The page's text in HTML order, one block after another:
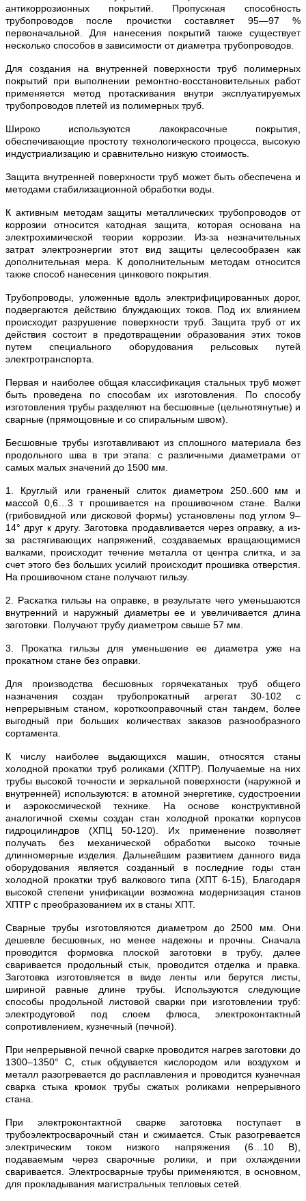
антикоррозионных покрытий. Пропускная способность
трубопроводов после прочистки составляет 95—97 %
первоначальной. Для нанесения покрытий также существует
несколько способов в зависимости от диаметра трубопроводов.
Для создания на внутренней поверхности труб полимерных
покрытий при выполнении ремонтно-восстановительных работ
применяется метод протаскивания внутри эксплуатируемых
трубопроводов плетей из полимерных труб.
Широко используются лакокрасочные покрытия,
обеспечивающие простоту технологического процесса, высокую
индустриализацию и сравнительно низкую стоимость.
Защита внутренней поверхности труб может быть обеспечена и
методами стабилизационной обработки воды.
К активным методам защиты металлических трубопроводов от
коррозии относится катодная защита, которая основана на
электрохимической теории коррозии. Из-за незначительных
затрат электроэнергии этот вид защиты целесообразен как
дополнительная мера. К дополнительным методам относится
также способ нанесения цинкового покрытия.
Трубопроводы, уложенные вдоль электрифицированных дорог,
подвергаются действию блуждающих токов. Под их влиянием
происходит разрушение поверхности труб. Защита труб от их
действия состоит в предотвращении образования этих токов
путем специального оборудования рельсовых путей
электротранспорта.
Первая и наиболее общая классификация стальных труб может
быть проведена по способам их изготовления. По способу
изготовления трубы разделяют на бесшовные (цельнотянутые) и
сварные (прямощовные и со спиральным швом).
Бесшовные трубы изготавливают из сплошного материала без
продольного шва в три этапа: с различными диаметрами от
самых малых значений до 1500 мм.
1. Круглый или граненый слиток диаметром 250..600 мм и
массой 0,6…3 т прошивается на прошивочном стане. Валки
(грибовидной или дисковой формы) установлены под углом 9–
14° друг к другу. Заготовка продавливается через оправку, а из-
за растягивающих напряжений, создаваемых вращающимися
валками, происходит течение металла от центра слитка, и за
счет этого без больших усилий происходит прошивка отверстия.
На прошивочном стане получают гильзу.
2. Раскатка гильзы на оправке, в результате чего уменьшаются
внутренний и наружный диаметры ее и увеличивается длина
заготовки. Получают трубу диаметром свыше 57 мм.
3. Прокатка гильзы для уменьшение ее диаметра уже на
прокатном стане без оправки.
Для производства бесшовных горячекатаных труб общего
назначения создан трубопрокатный агрегат 30-102 с
непрерывным станом, короткооправочный стан тандем, более
выгодный при больших количествах заказов разнообразного
сортамента.
К числу наиболее выдающихся машин, относятся станы
холодной прокатки труб роликами (ХПТР). Получаемые на них
трубы высокой точности и зеркальной поверхности (наружной и
внутренней) используются: в атомной энергетике, судостроении
и аэрокосмической технике. На основе конструктивной
аналогичной схемы создан стан холодной прокатки корпусов
гидроцилиндров (ХПЦ 50-120). Их применение позволяет
получать без механической обработки высоко точные
длинномерные изделия. Дальнейшим развитием данного вида
оборудования является созданный в последние годы стан
холодной прокатки труб валкового типа (ХПТ 6-15), Благодаря
высокой степени унификации возможна модернизация станов
ХПТР с преобразованием их в станы ХПТ.
Сварные трубы изготовляются диаметром до 2500 мм. Они
дешевле бесшовных, но менее надежны и прочны. Сначала
проводится формовка плоской заготовки в трубу, далее
сваривается продольный стык, проводится отделка и правка.
Заготовка изготовляется в виде ленты или берутся листы,
шириной равные длине трубы. Используются следующие
способы продольной листовой сварки при изготовлении труб:
электродуговой под слоем флюса, электроконтактный
сопротивлением, кузнечный (печной).
При непрерывной печной сварке проводится нагрев заготовки до
1300–1350° С, стык обдувается кислородом или воздухом и
металл разогревается до расплавления и проводится кузнечная
сварка стыка кромок трубы сжатых роликами непрерывного
стана.
При электроконтактной сварке заготовка поступает в
трубоэлектросварочный стан и сжимается. Стык разогревается
электрическим током низкого напряжения (6…10 В),
подаваемым через сварочные ролики, и при охлаждении
сваривается. Электросварные трубы применяются, в основном,
для прокладывания магистральных тепловых сетей.